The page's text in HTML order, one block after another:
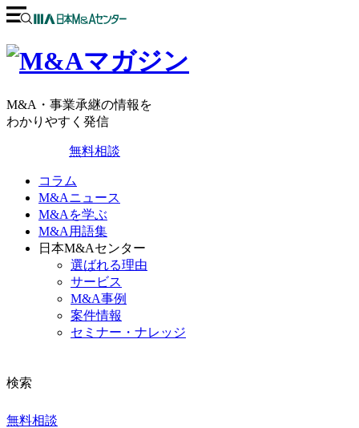
M&A・事業承継の情報を
わかりやすく発信
無料相談
コラム
M&Aニュース
M&Aを学ぶ
M&A用語集
日本M&Aセンター
選ばれる理由
サービス
M&A事例
案件情報
セミナー・ナレッジ
検索
無料相談